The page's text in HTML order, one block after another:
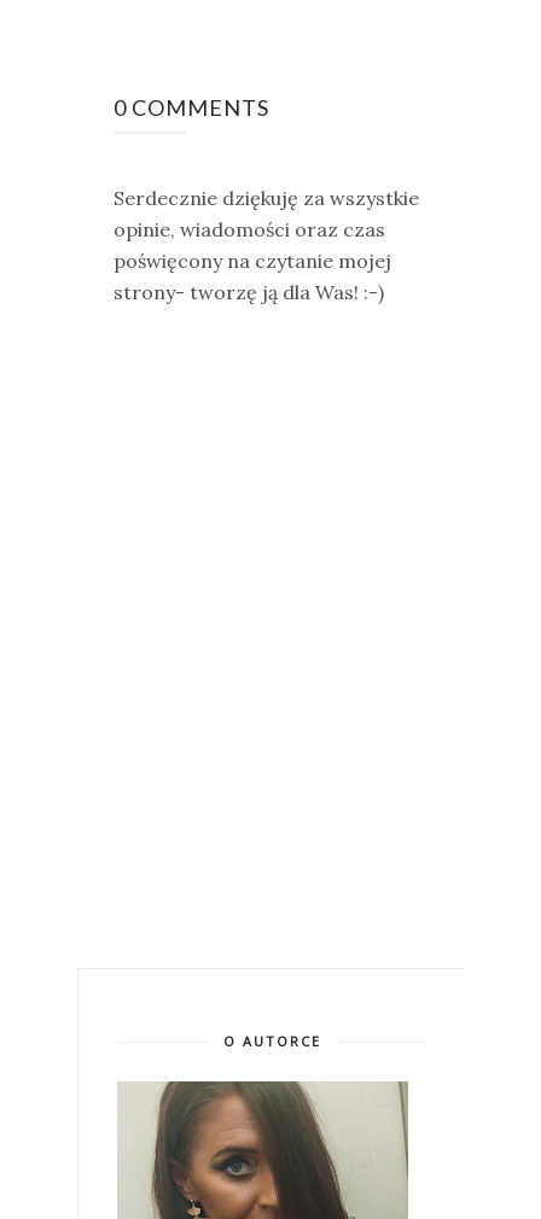
0 COMMENTS
Serdecznie dziękuję za wszystkie
opinie, wiadomości oraz czas
poświęcony na czytanie mojej
strony- tworzę ją dla Was! :-)
O AUTORCE